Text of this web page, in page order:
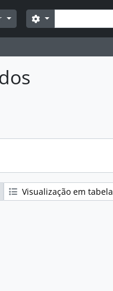
Buscar
Opções de busca
Visualização em tabela